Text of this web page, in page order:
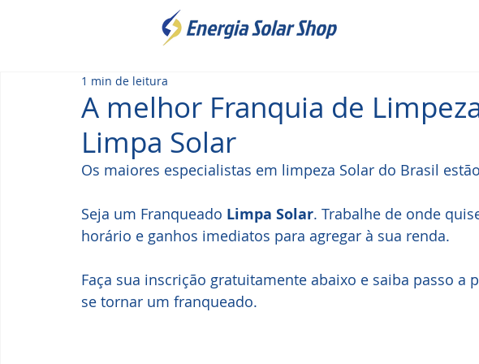
A melhor Franquia de
Limpa Solar
1 min de leitura
Os maiores especialistas em limpeza Solar do Brasil
Seja um Franqueado Limpa Solar. Trabalhe de onde
horário e ganhos imediatos para agregar à sua renda.
Faça sua inscrição gratuitamente abaixo e saiba passo a
se tornar um franqueado.